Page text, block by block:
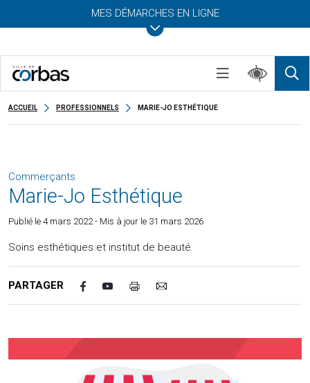
MES DÉMARCHES EN LIGNE
ACCUEIL PROFESSIONNELS MARIE-JO ESTHÉTIQUE
Commerçants
Marie-Jo Esthétique
Publié le 4 mars 2022- Mis à jour le 31 mars 2026
Soins esthétiques et institut de beauté
PARTAGER